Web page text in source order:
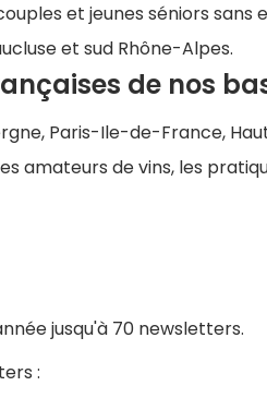
et jeunes séniors
et sud Rhône-Alpes.
de nos
Paris-Ile-de-France,
amateurs de vins, les
jusqu'à 70 newsletters.
: